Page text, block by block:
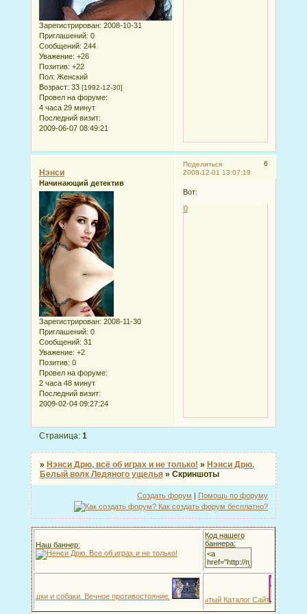
Зарегистрирован: 2008-10-31
Приглашений: 0
Сообщений: 244
Уважение: +26
Позитив: +22
Пол: Женский
Возраст: 33 [1992-12-30]
Провел на форуме:
4 часа 29 минут
Последний визит:
2009-06-07 08:49:21
Поделиться
6
2008-12-01 13:07:19
Нэнси
Начинающий детектив
Зарегистрирован: 2008-11-30
Приглашений: 0
Сообщений: 31
Уважение: +2
Позитив: 0
Провел на форуме:
2 часа 48 минут
Последний визит:
2009-02-04 09:27:24
Вот:
0
Страница: 1
» Нэнси Дрю, всё об играх и не только! » Нэнси Дрю.
Белый волк Ледяного ущелья » Скриншоты
Создать форум Помощь по форуму
Наш баннер:
Код нашего
баннера:
день!):